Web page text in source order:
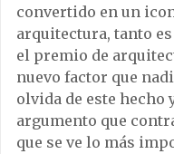
convertido en un
arquitectura, tanto
el premio de
nuevo factor que
olvida de este hecho
argumento que
que se ve lo más